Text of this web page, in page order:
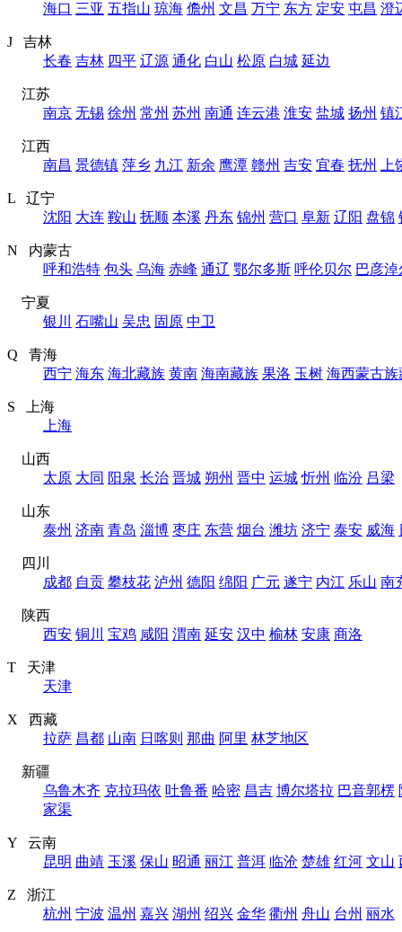
海口 三亚 五指山 琼海 儋州 文昌 万宁 东方 定安 屯昌 澄
J 吉林
长春 吉林 四平 辽源 通化 白山 松原 白城 延边
江苏
南京 无锡 徐州 常州 苏州 南通 连云港 淮安 盐城 扬州 镇
江西
南昌 景德镇 萍乡 九江 新余 鹰潭 赣州 吉安 宜春 抚州 上
L 辽宁
沈阳 大连 鞍山 抚顺 本溪 丹东 锦州 营口 阜新 辽阳 盘锦
N 内蒙古
呼和浩特 包头 乌海 赤峰 通辽 鄂尔多斯 呼伦贝尔 巴彦淖
宁夏
银川
石嘴山 吴忠 固原 中卫
Q 青海
西宁 海东 海北藏族 黄南 海南藏族 果洛 玉树 海西蒙古族
S 上海
上海
山西
太原 大同 阳泉 长治 晋城 朔州 晋中 运城 忻州 临汾 吕梁
山东
泰州 济南 青岛 淄博 枣庄 东营 烟台 潍坊 济宁 泰安 威海
四川
成都 自贡 攀枝花 泸州 德阳 绵阳 广元 遂宁 内江 乐山 南
陕西
西安 铜川 宝鸡 咸阳 渭南 延安 汉中 榆林 安康 商洛
T 天津
天津
X 西藏
拉萨 昌都 山南 日喀则 那曲 阿里 林芝地区
新疆
乌鲁木齐 克拉玛依 吐鲁番 哈密 昌吉 博尔塔拉 巴音郭楞
家渠
Y 云南
昆明 曲靖 玉溪 保山 昭通 丽江 普洱 临沧 楚雄 红河 文山
Z 浙江
杭州 宁波 温州 嘉兴 湖州 绍兴 金华 衢州 舟山 台州 丽水